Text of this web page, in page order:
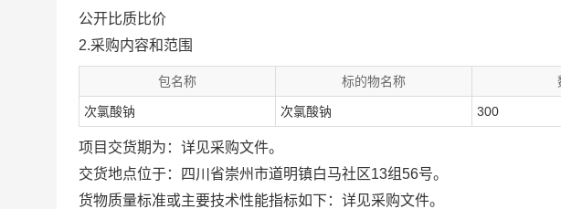
公开比质比价
2.采购内容和范围
包名称 标的物名称
次氯酸钠 次氯酸钠 300
项目交货期为： 详见采购文件。
交货地点位于：
四川省崇州市道明镇白马社区13组56号。
货物质量标准或主要技术性能指标如下： 详见采购文件。